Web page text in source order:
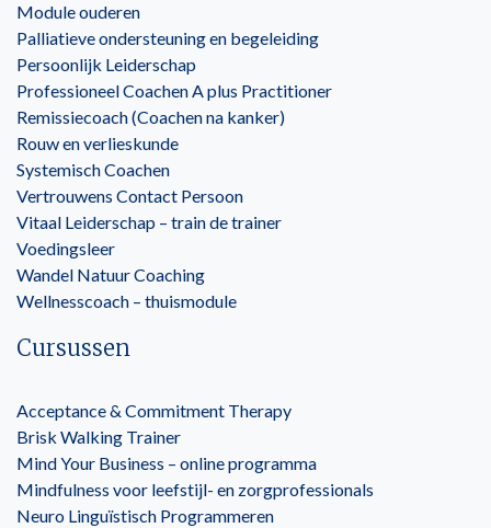
Module ouderen
Palliatieve ondersteuning en begeleiding
Persoonlijk Leiderschap
Professioneel Coachen A plus Practitioner
Remissiecoach (Coachen na kanker)
Rouw en verlieskunde
Systemisch Coachen
Vertrouwens Contact Persoon
Vitaal Leiderschap – train de trainer
Voedingsleer
Wandel Natuur Coaching
Wellnesscoach – thuismodule
Cursussen
Acceptance & Commitment Therapy
Brisk Walking Trainer
Mind Your Business – online programma
Mindfulness voor leefstijl- en zorgprofessionals
Neuro Linguïstisch Programmeren